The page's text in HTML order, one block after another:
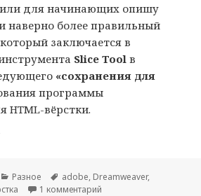
для начинающих опишу
наверно более правильный
заключается в
Slice Tool в
«сохранения для
программы
HTML-вёрстки.
и быстрая вёрстка с
Рубрики
Разное Метки
adobe, Dreamweaver,
1 комментарий